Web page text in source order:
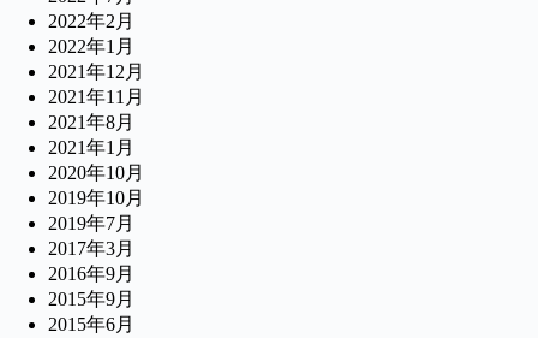
2022年2月
2022年1月
2021年12月
2021年11月
2021年8月
2021年1月
2020年10月
2019年10月
2019年7月
2017年3月
2016年9月
2015年9月
2015年6月